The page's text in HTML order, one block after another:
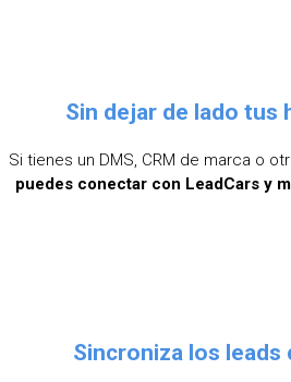
Sin dejar de lado tus
Si tienes un DMS, CRM de marca o
puedes conectar con LeadCars y
Sincroniza los leads